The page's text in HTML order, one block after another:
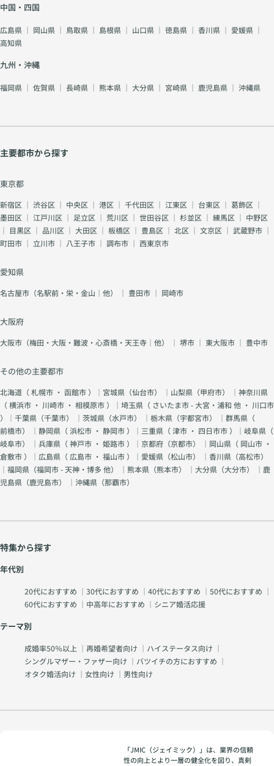
中国・四国
広島県 ｜ 岡山県 ｜ 鳥取県 ｜ 島根県 ｜ 山口県 ｜ 徳島県 ｜ 香川県 ｜ 愛媛県 ｜
高知県
九州・沖縄
福岡県 ｜ 佐賀県 ｜ 長崎県 ｜ 熊本県 ｜ 大分県 ｜ 宮崎県 ｜ 鹿児島県 ｜ 沖縄県
主要都市から探す
東京都
新宿区 ｜ 渋谷区 ｜ 中央区 ｜ 港区 ｜ 千代田区 ｜ 江東区 ｜ 台東区 ｜ 葛飾区 ｜
墨田区 ｜ 江戸川区 ｜ 足立区 ｜ 荒川区 ｜ 世田谷区 ｜ 杉並区 ｜ 練馬区 ｜ 中野区
｜ 目黒区 ｜ 品川区 ｜ 大田区 ｜ 板橋区 ｜ 豊島区 ｜ 北区 ｜ 文京区 ｜ 武蔵野市 ｜
町田市 ｜ 立川市 ｜ 八王子市 ｜ 調布市 ｜ 西東京市
愛知県
名古屋市（名駅前・栄・金山｜他） ｜ 豊田市 ｜ 岡崎市
大阪府
大阪市（梅田・大阪・難波・心斎橋・天王寺｜他） ｜ 堺市 ｜ 東大阪市 ｜ 豊中市
その他の主要都市
北海道（札幌市 ・ 函館市）｜宮城県（仙台市） ｜山梨県（甲府市） ｜神奈川県
（横浜市 ・ 川崎市 ・ 相模原市）｜埼玉県（ さいたま市 - 大宮・浦和 他 ・ 川口市
）｜千葉県（千葉市） ｜茨城県（水戸市） ｜栃木県（宇都宮市） ｜群馬県（
前橋市） ｜静岡県（浜松市 ・ 静岡市）｜三重県（津市 ・ 四日市市）｜岐阜県（
岐阜市） ｜兵庫県（神戸市 ・ 姫路市）｜京都府（京都市） ｜岡山県（ 岡山市 ・
倉敷市）｜広島県（ 広島市 ・ 福山市）｜愛媛県（松山市） ｜香川県（高松市）
｜福岡県（福岡市 - 天神・博多 他） ｜熊本県（熊本市） ｜大分県（大分市） ｜鹿
児島県（鹿児島市） ｜沖縄県（那覇市）
特集から探す
年代別
20代におすすめ ｜ 30代におすすめ ｜ 40代におすすめ ｜ 50代におすすめ ｜
60代におすすめ ｜ 中高年におすすめ ｜ シニア婚活応援
テーマ別
成婚率50％以上 ｜ 再婚希望者向け ｜ ハイステータス向け ｜
シングルマザー・ファザー向け ｜ バツイチの方におすすめ ｜
オタク婚活向け ｜ 女性向け ｜ 男性向け
「JMIC（ジェイミック）」は、業界の信頼
性の向上とより一層の健全化を図り、真剣